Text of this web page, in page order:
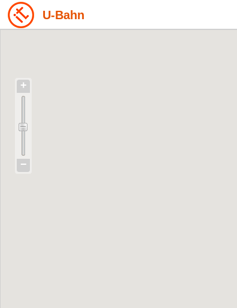
U-Bahn
+
−